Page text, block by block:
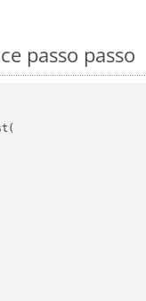
passo passo